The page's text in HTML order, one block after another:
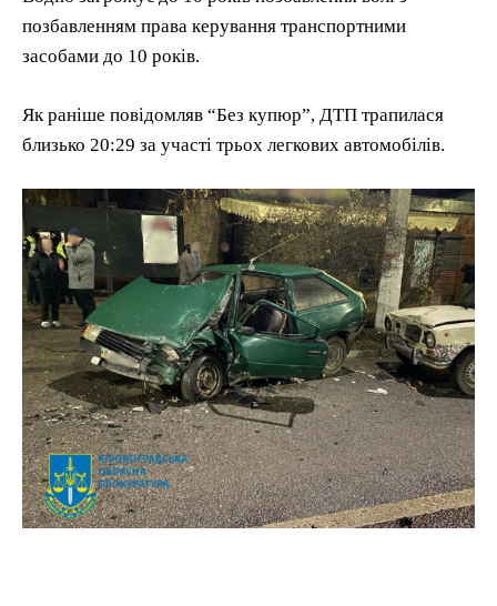
позбавленням права керування транспортними
засобами до 10 років.
Як раніше повідомляв “Без купюр”, ДТП трапилася
близько 20:29 за участі трьох легкових автомобілів.